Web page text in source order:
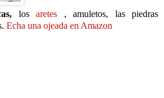
, los aretes , amuletos, las piedras
Echa una ojeada en Amazon